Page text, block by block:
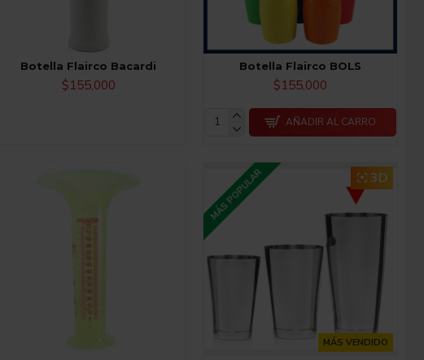
Botella Flairco Bacardi
$155,000
Botella Flairco BOLS
$155,000
AÑADIR AL CARRO
MÁS VENDIDO
MÁS POPULAR 3D